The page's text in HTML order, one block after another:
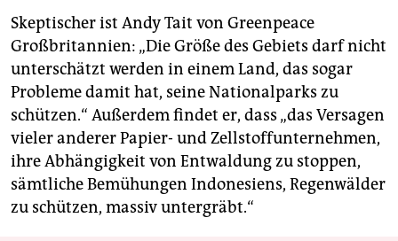
Skeptischer ist Andy Tait von Greenpeace
Großbritannien: „Die Größe des Gebiets darf nicht
unterschätzt werden in einem Land, das sogar
Probleme damit hat, seine Nationalparks zu
schützen.“ Außerdem findet er, dass „das Versagen
vieler anderer Papier- und Zellstoffunternehmen,
ihre Abhängigkeit von Entwaldung zu stoppen,
sämtliche Bemühungen Indonesiens, Regenwälder
zu schützen, massiv untergräbt.“